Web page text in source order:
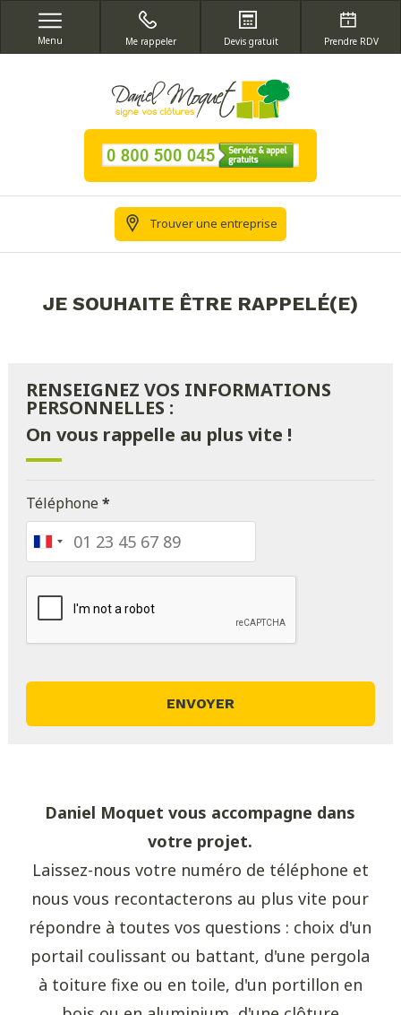
Menu Me rappeler Devis gratuit Prendre RDV
Trouver une entreprise
JE SOUHAITE ÊTRE RAPPELÉ(E)
RENSEIGNEZ VOS INFORMATIONS
PERSONNELLES :
On vous rappelle au plus vite !
Téléphone*
France
+33
Daniel Moquet vous accompagne dans
votre projet.
Laissez-nous votre numéro de téléphone et
nous vous recontacterons au plus vite pour
répondre à toutes vos questions : choix d'un
portail coulissant ou battant, d'une pergola
à toiture fixe ou en toile, d'un portillon en